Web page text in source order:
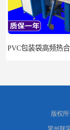
版权所